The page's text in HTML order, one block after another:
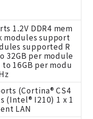
1.2V DDR4 mem
modules support
supported R
32GB per module
16GB per modu
(Cortina® CS4
(Intel® I210) 1 x 1
LAN